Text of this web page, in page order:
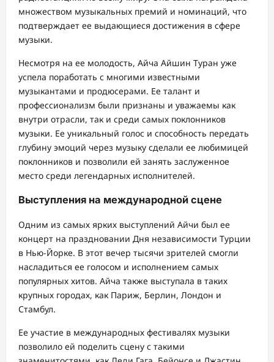
множеством музыкальных премий и номинаций, что
подтверждает ее выдающиеся достижения в сфере
музыки.
Несмотря на ее молодость, Айча Айшин Туран уже
успела поработать с многими известными
музыкантами и продюсерами. Ее талант и
профессионализм были признаны и уважаемы как
внутри отрасли, так и среди самых поклонников
музыки. Ее уникальный голос и способность передать
глубину эмоций через музыку сделали ее любимицей
поклонников и позволили ей занять заслуженное
место среди легендарных исполнителей.
Выступления на международной сцене
Одним из самых ярких выступлений Айчи был ее
концерт на праздновании Дня независимости Турции
в Нью-Йорке. В этот вечер тысячи зрителей смогли
насладиться ее голосом и исполнением самых
популярных хитов. Айча также выступала в таких
крупных городах, как Париж, Берлин, Лондон и
Стамбул.
Ее участие в международных фестивалях музыки
позволило ей поделить сцену с такими